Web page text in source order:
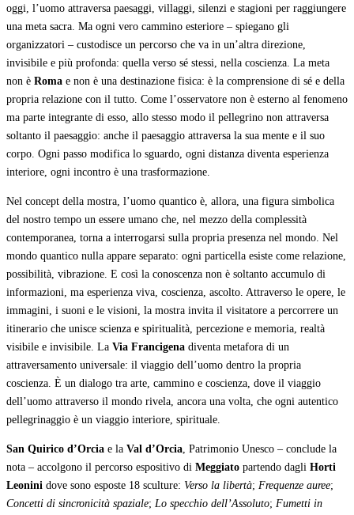
oggi, l’uomo attraversa paesaggi, villaggi, silenzi e stagioni per raggiungere
una meta sacra. Ma ogni vero cammino esteriore – spiegano gli
organizzatori – custodisce un percorso che va in un’altra direzione,
invisibile e più profonda: quella verso sé stessi, nella coscienza. La meta
non è Roma e non è una destinazione fisica: è la comprensione di sé e della
propria relazione con il tutto. Come l’osservatore non è esterno al fenomeno
ma parte integrante di esso, allo stesso modo il pellegrino non attraversa
soltanto il paesaggio: anche il paesaggio attraversa la sua mente e il suo
corpo. Ogni passo modifica lo sguardo, ogni distanza diventa esperienza
interiore, ogni incontro è una trasformazione.
Nel concept della mostra, l’uomo quantico è, allora, una figura simbolica
del nostro tempo un essere umano che, nel mezzo della complessità
contemporanea, torna a interrogarsi sulla propria presenza nel mondo. Nel
mondo quantico nulla appare separato: ogni particella esiste come relazione,
possibilità, vibrazione. E così la conoscenza non è soltanto accumulo di
informazioni, ma esperienza viva, coscienza, ascolto. Attraverso le opere, le
immagini, i suoni e le visioni, la mostra invita il visitatore a percorrere un
itinerario che unisce scienza e spiritualità, percezione e memoria, realtà
visibile e invisibile. La Via Francigena diventa metafora di un
attraversamento universale: il viaggio dell’uomo dentro la propria
coscienza. È un dialogo tra arte, cammino e coscienza, dove il viaggio
dell’uomo attraverso il mondo rivela, ancora una volta, che ogni autentico
pellegrinaggio è un viaggio interiore, spirituale.
San Quirico d’Orcia e la Val d’Orcia, Patrimonio Unesco – conclude la
nota – accolgono il percorso espositivo di Meggiato partendo dagli Horti
Leonini dove sono esposte 18 sculture: Verso la libertà; Frequenze auree;
Concetti di sincronicità spaziale; Lo specchio dell’Assoluto; Fumetti in